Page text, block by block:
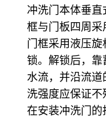
冲洗门本体垂直
框与门板四周采
门框采用液压
锁。解锁后，靠
水流，并沿流
洗强度应保证不
在安装冲洗门